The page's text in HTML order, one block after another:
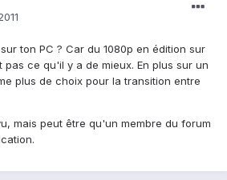
ton PC ? Car du 1080p en édition sur
pas ce qu'il y a de mieux. En plus sur un
plus de choix pour la transition entre
mais peut être qu'un membre du forum